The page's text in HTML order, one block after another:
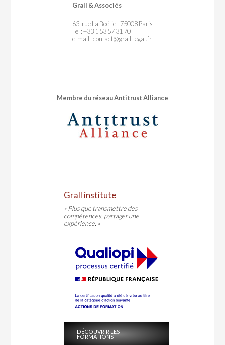
Grall & Associés
63, rue La Boétie - 75008 Paris
Tel : +33 1 53 57 31 70
e-mail :contact@grall-legal.fr
Membre du réseau Antitrust Alliance
Grall institute
« Plus que transmettre des
compétences, partager une
expérience. »
DÉCOUVRIR LES
FORMATIONS